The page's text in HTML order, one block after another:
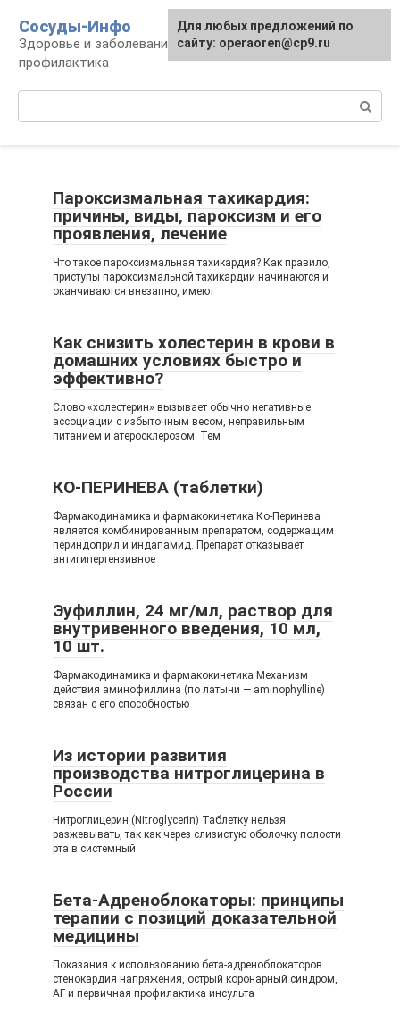
контенту
Сосуды-Инфо
Здоровье и заболевания сосудов и сердца,
профилактика
Пароксизмальная тахикардия:
причины, виды, пароксизм и его
проявления, лечение
Что такое пароксизмальная тахикардия? Как правило,
приступы пароксизмальной тахикардии начинаются и
оканчиваются внезапно, имеют
Как снизить холестерин в крови в
домашних условиях быстро и
эффективно?
Слово «холестерин» вызывает обычно негативные
ассоциации с избыточным весом, неправильным
питанием и атеросклерозом. Тем
КО-ПЕРИНЕВА (таблетки)
Фармакодинамика и фармакокинетика Ко-Перинева
является комбинированным препаратом, содержащим
периндоприл и индапамид. Препарат отказывает
антигипертензивное
Эуфиллин, 24 мг/мл, раствор для
внутривенного введения, 10 мл,
10 шт.
Фармакодинамика и фармакокинетика Механизм
действия аминофиллина (по латыни — аminophylline)
связан с его способностью
Из истории развития
производства нитроглицерина в
России
Нитроглицерин (Nitroglycerin) Таблетку нельзя
разжевывать, так как через слизистую оболочку полости
рта в системный
Бета-Адреноблокаторы: принципы
терапии с позиций доказательной
медицины
Показания к использованию бета-адреноблокаторов
стенокардия напряжения, острый коронарный синдром,
АГ и первичная профилактика инсульта
Для любых предложений по
сайту: operaoren@cp9.ru